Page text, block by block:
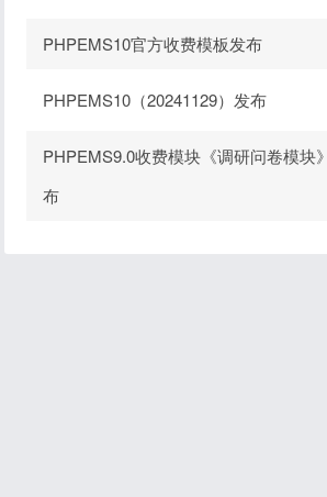
PHPEMS10官方收费模板发布
PHPEMS10（20241129）发布
PHPEMS9.0收费模块《调研问卷模块
布